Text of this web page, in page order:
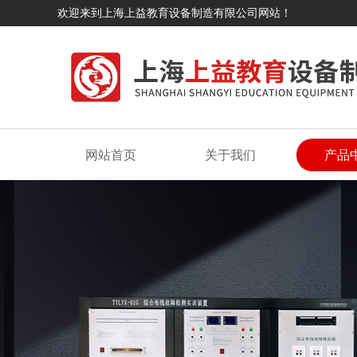
欢迎来到上海上益教育设备制造有限公司网站！
网站首页 关于我们 产品